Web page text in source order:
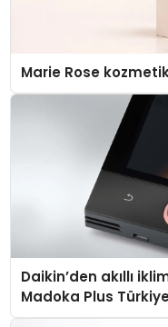
Marie Rose
Daikin’den akıllı
Madoka Plus